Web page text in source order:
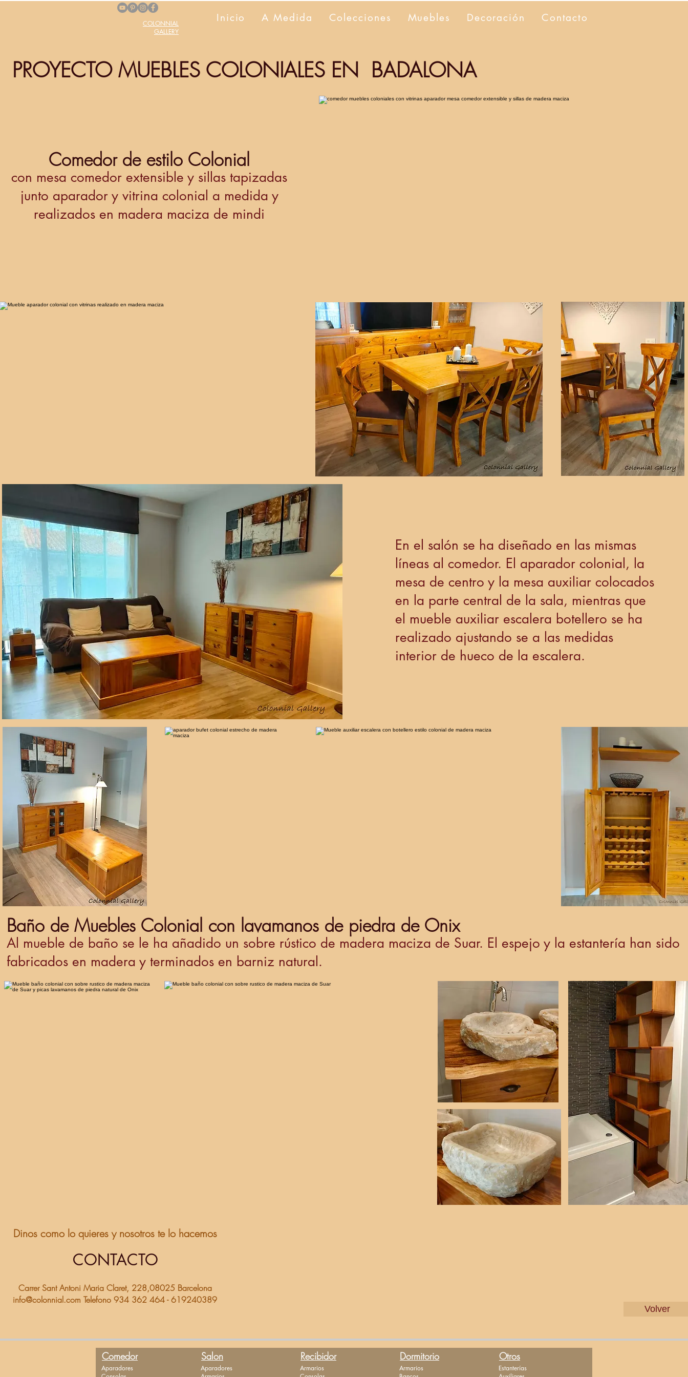
COLONNIAL
GALLERY
Inicio A Medida Colecciones Muebles Decoración Contacto
PROYECTO MUEBLES COLONIALES EN BADALONA
Comedor de estilo Colonial
con mesa comedor extensible y sillas tapizadas
junto aparador y vitrina colonial a medida y
realizados en madera maciza de mindi
En el salón se ha diseñado en las mismas
líneas al comedor. El aparador colonial, la
mesa de centro y la mesa auxiliar colocados
en la parte central de la sala, mientras que
el mueble auxiliar escalera botellero se ha
realizado ajustando se a las medidas
interior de hueco de la escalera.
Baño de Muebles Colonial con lavamanos de piedra de Onix
Al mueble de baño se le ha añadido un sobre rústico de madera maciza de Suar. El espejo y la estantería han sido
fabricados en madera y terminados en barniz natural.
Dinos como lo quieres y nosotros te lo hacemos
CONTACTO
Carrer Sant Antoni Maria Claret, 228,08025 Barcelona
info@colonnial.com Telefono 934 362 464 - 619240389
Volver
Comedor
Aparadores
Salon
Aparadores
Recibidor
Armarios
Dormitorio
Armarios
Otros
Estanterías